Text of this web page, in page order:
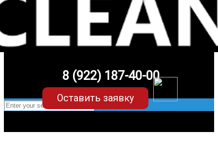
8 (922) 187-40-00
Оставить заявку